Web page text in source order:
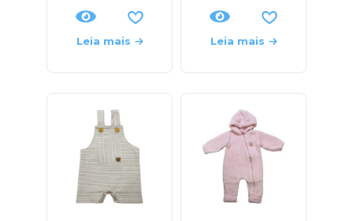
Leia mais Leia mais